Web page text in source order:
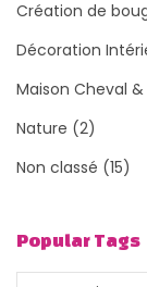
Création de
Décoration
Maison Cheval
Nature (2)
Non classé (15)
Popular Tags